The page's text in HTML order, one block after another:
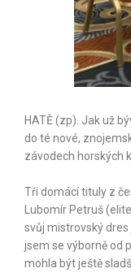
HATĚ (zp). Jak už
do té nové,
závodech horských
Tři domácí tituly z
Lubomír Petruš
svůj mistrovský dres
jsem se výborně od
mohla být ještě